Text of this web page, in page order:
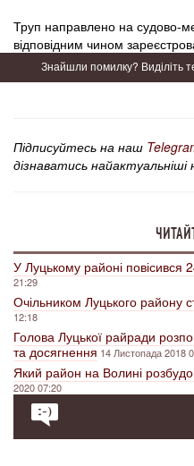
Труп направлено на судово-
відповідним чином
Знайшли помилку? Виділіть
Підписуйтесь на наш
дізнаватись
У Луцькому районі повісився
21:29
Очільником Луцького району
12:18
Голова Луцької райради
та досягнення 14 Листопада 2018
Який район на Волині
2020 07:20